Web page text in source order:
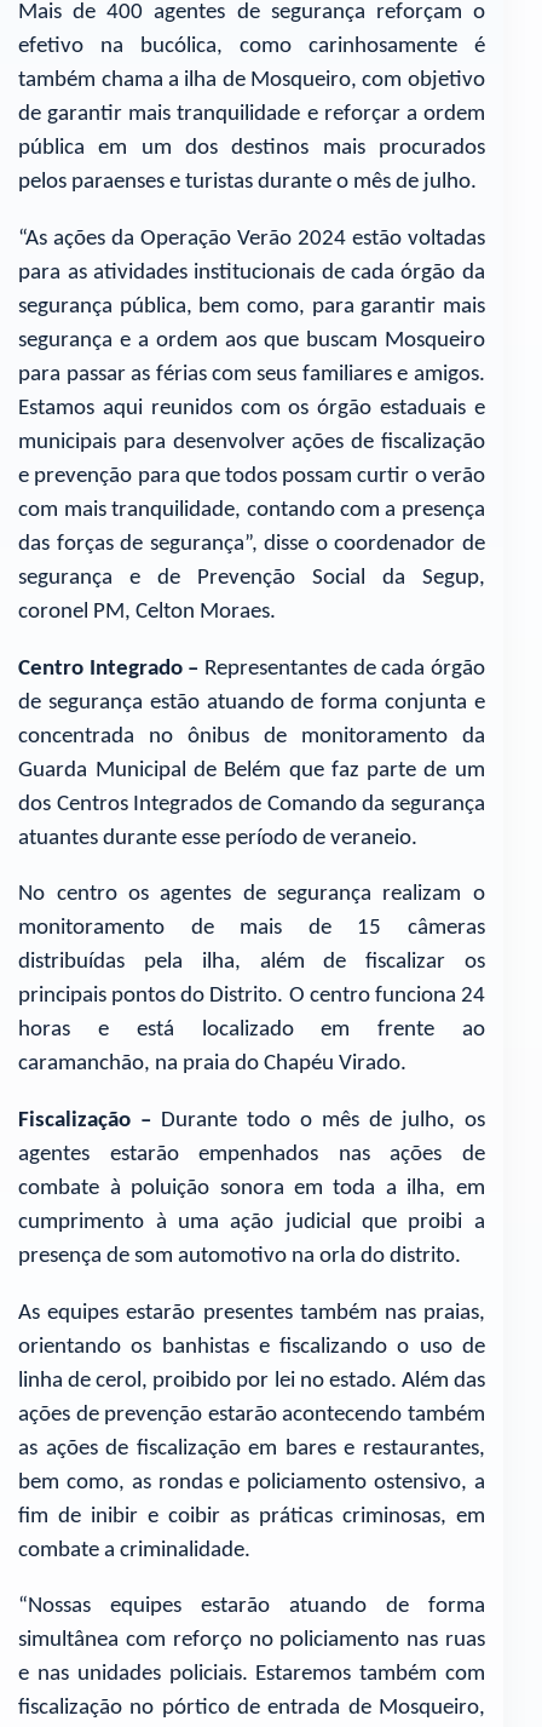
Mais de 400 agentes de segurança reforçam o
efetivo na bucólica, como carinhosamente é
também chama a ilha de Mosqueiro, com objetivo
de garantir mais tranquilidade e reforçar a ordem
pública em um dos destinos mais procurados
pelos paraenses e turistas durante o mês de julho.
“As ações da Operação Verão 2024 estão voltadas
para as atividades institucionais de cada órgão da
segurança pública, bem como, para garantir mais
segurança e a ordem aos que buscam Mosqueiro
para passar as férias com seus familiares e amigos.
Estamos aqui reunidos com os órgão estaduais e
municipais para desenvolver ações de fiscalização
e prevenção para que todos possam curtir o verão
com mais tranquilidade, contando com a presença
das forças de segurança”, disse o coordenador de
segurança e de Prevenção Social da Segup,
coronel PM, Celton Moraes.
Centro Integrado – Representantes de cada órgão
de segurança estão atuando de forma conjunta e
concentrada no ônibus de monitoramento da
Guarda Municipal de Belém que faz parte de um
dos Centros Integrados de Comando da segurança
atuantes durante esse período de veraneio.
No centro os agentes de segurança realizam o
monitoramento de mais de 15 câmeras
distribuídas pela ilha, além de fiscalizar os
principais pontos do Distrito. O centro funciona 24
horas e está localizado em frente ao
caramanchão, na praia do Chapéu Virado.
Fiscalização – Durante todo o mês de julho, os
agentes estarão empenhados nas ações de
combate à poluição sonora em toda a ilha, em
cumprimento à uma ação judicial que proibi a
presença de som automotivo na orla do distrito.
As equipes estarão presentes também nas praias,
orientando os banhistas e fiscalizando o uso de
linha de cerol, proibido por lei no estado. Além das
ações de prevenção estarão acontecendo também
as ações de fiscalização em bares e restaurantes,
bem como, as rondas e policiamento ostensivo, a
fim de inibir e coibir as práticas criminosas, em
combate a criminalidade.
“Nossas equipes estarão atuando de forma
simultânea com reforço no policiamento nas ruas
e nas unidades policiais. Estaremos também com
fiscalização no pórtico de entrada de Mosqueiro,